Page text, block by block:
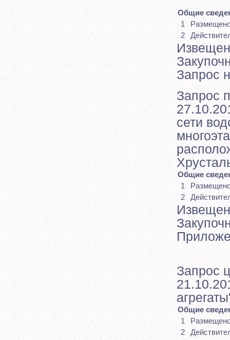
Общие
1
2
Запрос
Запрос
сети
Общие
1
2
Запрос
Общие
1
2